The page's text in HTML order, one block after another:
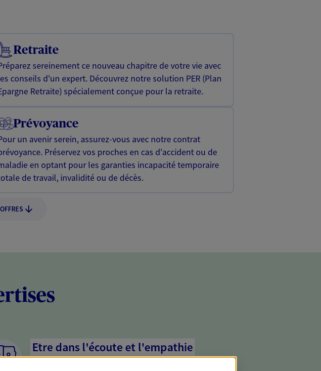
Retraite
sereinement ce nouveau chapitre de votre vie avec
conseils d'un expert. Découvrez notre solution PER (Plan
Retraite) spécialement conçue pour la retraite.
Prévoyance
un avenir serein, assurez-vous avec notre contrat
Préservez vos proches en cas d'accident ou de
en optant pour les garanties incapacité temporaire
de travail, invalidité ou de décès.
Etre dans l'écoute et l'empathie